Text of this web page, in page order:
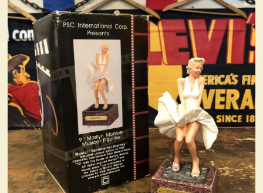
カテゴリー検索
ヴィンテージ・グッズ
LIFE誌 企業広告切り抜き
ファイヤーキング他
コカコーラ・グッズ
カンパニー・グッズ